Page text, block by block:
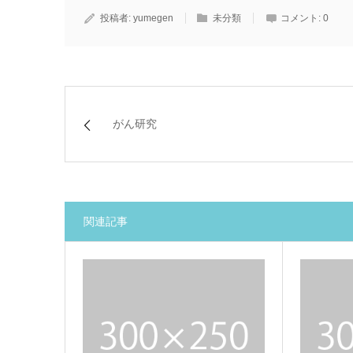
投稿者: yumegen 未分類 コメント: 0
がん研究
関連記事